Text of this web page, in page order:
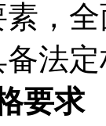
，
法
要求